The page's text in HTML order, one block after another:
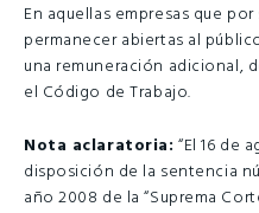
En aquellas empresas que
permanecer abiertas al
una remuneración adicional,
el Código de Trabajo.
Nota aclaratoria: “El 16 de
disposición de la sentencia
año 2008 de la “Suprema